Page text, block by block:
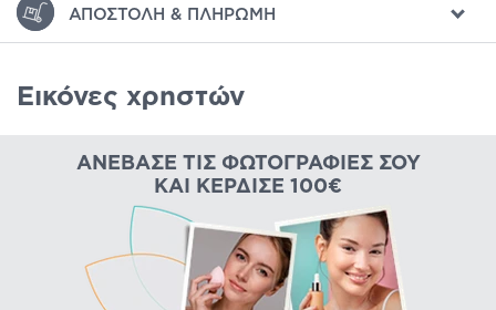
ΑΠΟΣΤΟΛΉ & ΠΛΗΡΩΜΉ
Εικόνες χρηστών
ΑΝΈΒΑΣΕ ΤΙΣ ΦΩΤΟΓΡΑΦΊΕΣ ΣΟΥ
ΚΑΙ ΚΈΡΔΙΣΕ 100€